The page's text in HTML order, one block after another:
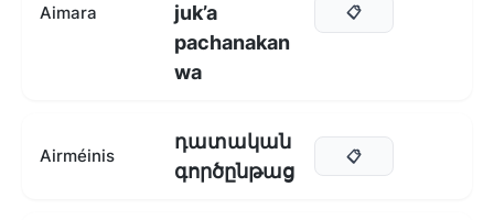
Aimara
juk’a
pachanakan
wa
📋
Airméinis
դատական
գործընթաց
📋